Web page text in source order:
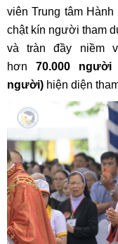
viên Trung tâm
chật kín người tham
và tràn đầy niềm
hơn 70.000
người) hiện diện